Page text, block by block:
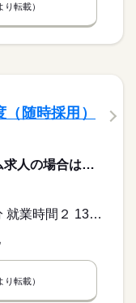
り転載）
随時採用）
1,520円〜1,940円 ※フルタイム求人の場合は月額（換算額）、パート求人の場合は時間額を表示しています。
就業時間１ 9時00分〜12時00分 就業時間２ 13時00分〜16時00分 就業時間に関する特記事項 ※１ 午前８時３０分頃～正午頃まで、又は午後１時頃～
り転載）